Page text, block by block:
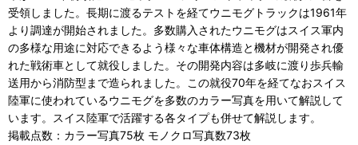
受領しました。長期に渡るテストを経てウニモグトラックは1961年
より調達が開始されました。多数購入されたウニモグはスイス軍内
の多様な用途に対応できるよう様々な車体構造と機材が開発され優
れた戦術車として就役しました。その開発内容は多岐に渡り歩兵輸
送用から消防型まで造られました。この就役70年を経てなおスイス
陸軍に使われているウニモグを多数のカラー写真を用いて解説して
います。スイス陸軍で活躍する各タイプも併せて解説します。
掲載点数：カラー写真75枚 モノクロ写真数73枚